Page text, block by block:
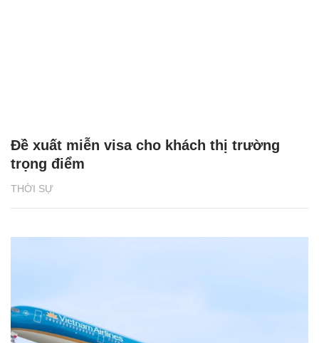
THỜI SỰ
Đề xuất miễn visa cho khách thị trường
trọng điểm